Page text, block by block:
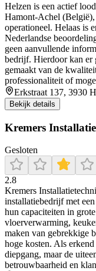
Helzen is een actief
Hamont‑Achel
operationeel. Helaas is
Nederlandse
geen aanvullende
bedrijf. Hierdoor kan er
gemaakt van de
professionaliteit of
Erkstraat 137, 3930
Bekijk details
Kremers
Gesloten
2.8
Kremers
installatiebedrijf met
hun capaciteiten in
vloerverwarming,
maken van gebrekkige
hoge kosten. Als
diepgang, maar de
betrouwbaarheid en